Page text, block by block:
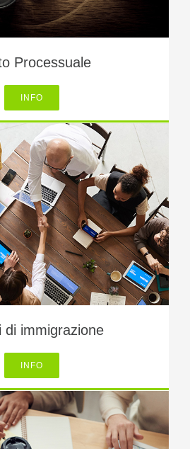
Processuale
INFO
di immigrazione
INFO